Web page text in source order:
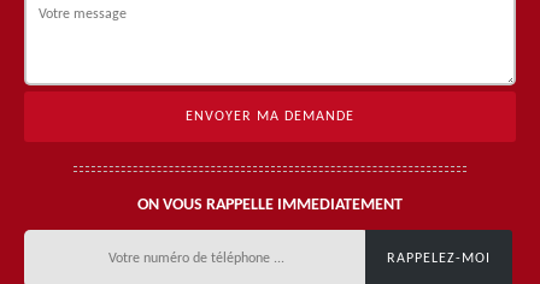
ON VOUS RAPPELLE IMMEDIATEMENT